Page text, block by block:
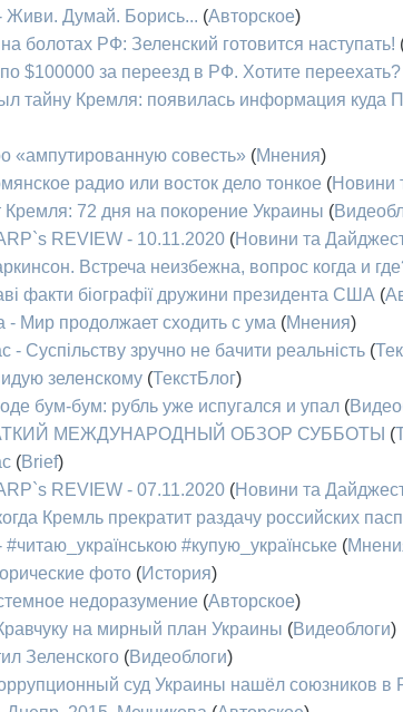
Живи. Думай. Борись... (Авторское)
болотах РФ: Зеленский готовится наступать!
$100000 за переезд в РФ. Хотите переехать?
тайну Кремля: появилась информация куда
«ампутированную совесть» (Мнения)
радио или восток дело тонкое (Новини
Кремля: 72 дня на покорение Украины (
REVIEW - 10.11.2020 (Новини та
Встреча неизбежна, вопрос когда и
факти біографії дружини президента США (
- Мир продолжает сходить с ума (Мнения)
- Суспільству зручно не бачити реальність (
зеленскому (ТекстБлог)
бум-бум: рубль уже испугался и упал (
МЕЖДУНАРОДНЫЙ ОБЗОР СУББОТЫ (
(Brief)
REVIEW - 07.11.2020 (Новини та
Кремль прекратит раздачу российских
#купую_українське (
фото (История)
недоразумение (Авторское)
на мирный план Украины (Видеоблоги)
Зеленского (Видеоблоги)
суд Украины нашёл союзников в